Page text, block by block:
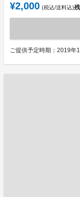
¥2,000 (税込/送料込)
ご提供予定時期：2019年